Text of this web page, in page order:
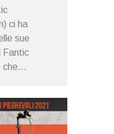
ci ha
sue
Fantic
che...